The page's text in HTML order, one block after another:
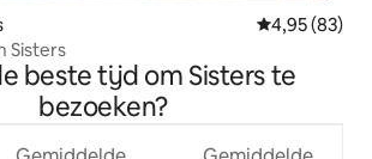
Gemiddelde
4,95 (83)
Sisters
beste tijd om Sisters te
bezoeken?